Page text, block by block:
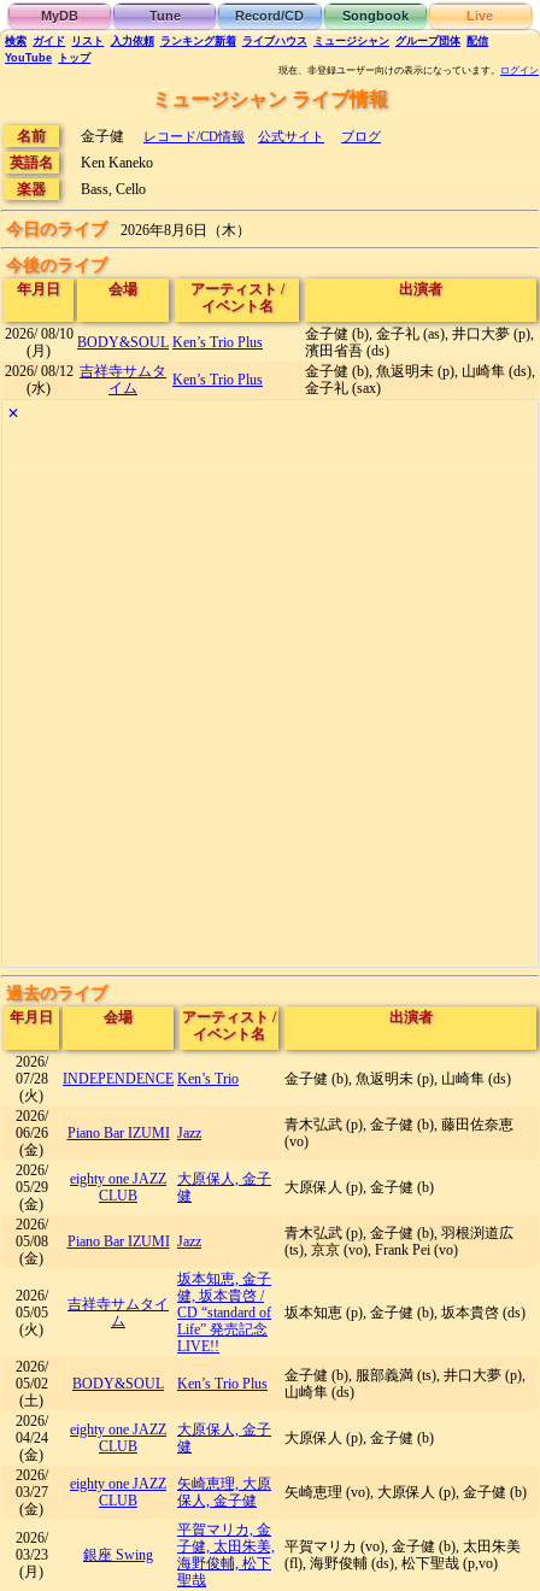
MyDB Tune Record/CD Songbook Live
検索 ガイド リスト 入力依頼 ランキング新着 ライブハウス ミュージシャン グループ団体 配信
YouTube
トップ
現在、非登録ユーザー向けの表示になっています。 ログイン
ミュージシャン ライブ情報
名前 金子健 レコード/CD情報 公式サイト ブログ
英語名
Ken Kaneko
楽器
Bass, Cello
今日のライブ 2026年8月6日（木）
今後のライブ
年月日 会場 アーティスト /
イベント名
出演者
2026/08/10
(月)
BODY&SOUL Ken’s Trio Plus
金子健 (b), 金子礼 (as), 井口大夢 (p),
濱田省吾 (ds)
2026/08/12
(水)
吉祥寺サムタ
イム
Ken’s Trio Plus
金子健 (b), 魚返明未 (p), 山崎隼 (ds),
金子礼 (sax)
✕
過去のライブ
年月日 会場 アーティスト /
イベント名
出演者
2026/
07/28
(火)
INDEPENDENCE Ken’s Trio 金子健 (b), 魚返明未 (p), 山崎隼 (ds)
2026/
06/26
(金)
Piano Bar IZUMI Jazz
青木弘武 (p), 金子健 (b), 藤田佐奈恵
(vo)
2026/
05/29
(金)
eighty one JAZZ
CLUB
大原保人, 金子
健
大原保人 (p), 金子健 (b)
2026/
05/08
(金)
Piano Bar IZUMI Jazz
青木弘武 (p), 金子健 (b), 羽根渕道広
(ts), 京京 (vo), Frank Pei (vo)
2026/
05/05
(火)
吉祥寺サムタイ
ム
坂本知恵, 金子
健, 坂本貴啓 /
CD “standard of
Life” 発売記念
LIVE!!
坂本知恵 (p), 金子健 (b), 坂本貴啓 (ds)
2026/
05/02
(土)
BODY&SOUL Ken’s Trio Plus
金子健 (b), 服部義満 (ts), 井口大夢 (p),
山崎隼 (ds)
2026/
04/24
(金)
eighty one JAZZ
CLUB
大原保人, 金子
健
大原保人 (p), 金子健 (b)
2026/
03/27
(金)
eighty one JAZZ
CLUB
矢崎恵理, 大原
保人, 金子健
矢崎恵理 (vo), 大原保人 (p), 金子健 (b)
2026/
03/23
(月)
銀座 Swing
平賀マリカ, 金
子健, 太田朱美,
海野俊輔, 松下
聖哉
平賀マリカ (vo), 金子健 (b), 太田朱美
(fl), 海野俊輔 (ds), 松下聖哉 (p,vo)